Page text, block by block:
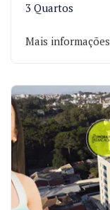
3 Quartos
Mais informações